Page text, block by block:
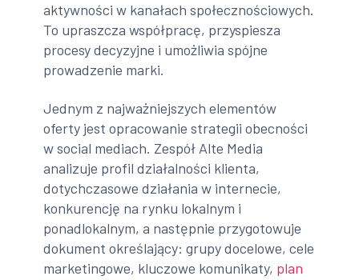
aktywności w kanałach społecznościowych.
To upraszcza współpracę, przyspiesza
procesy decyzyjne i umożliwia spójne
prowadzenie marki.
Jednym z najważniejszych elementów
oferty jest opracowanie strategii obecności
w social mediach. Zespół Alte Media
analizuje profil działalności klienta,
dotychczasowe działania w internecie,
konkurencję na rynku lokalnym i
ponadlokalnym, a następnie przygotowuje
dokument określający: grupy docelowe, cele
marketingowe, kluczowe komunikaty, plan